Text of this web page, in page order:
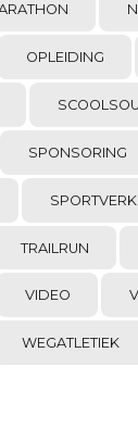
OPLEIDING
SPONSORING
TRAILRUN
VIDEO
WEGATLETIEK